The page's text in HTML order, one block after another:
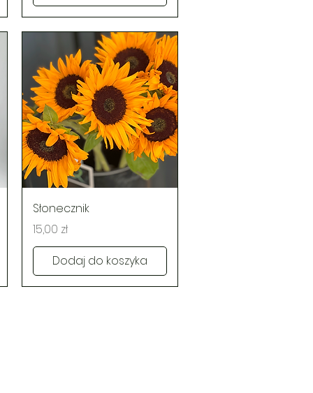
Podgląd
Słonecznik
Cena
15,00 zł
Dodaj do koszyka